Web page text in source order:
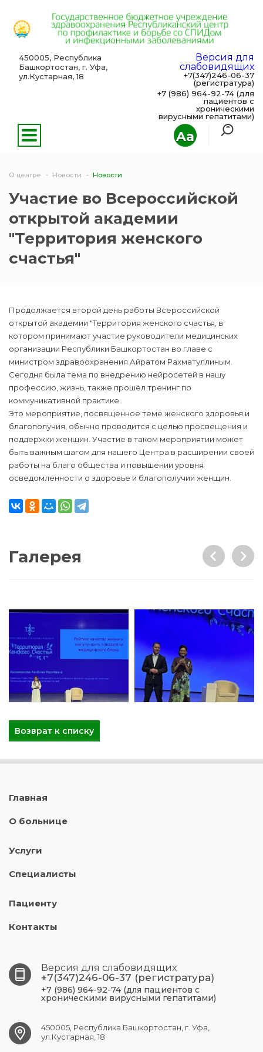
Aa
450005, Республика
Башкортостан, г. Уфа,
ул.Кустарная, 18
Версия для
слабовидящих
+7(347)246-06-37
(регистратура)
+7 (986) 964-92-74 (для
пациентов с
хроническими
вирусными гепатитами)
О центре Новости Новости
Участие во Всероссийской
открытой академии
"Территория женского
счастья"
Продолжается второй день работы Всероссийской
открытой академии "Территория женского счастья, в
котором принимают участие руководители медицинских
организации Республики Башкортостан во главе с
министром здравоохранения Айратом Рахматуллиным.
Сегодня была тема по внедрению нейросетей в нашу
профессию, жизнь, также прошёл тренинг по
коммуникативной практике.
Это мероприятие, посвященное теме женского здоровья и
благополучия, обычно проводится с целью просвещения и
поддержки женщин. Участие в таком мероприятии может
быть важным шагом для нашего Центра в расширении своей
работы на благо общества и повышении уровня
осведомленности о здоровье и благополучии женщин.
Галерея
Возврат к списку
Главная
О больнице
Услуги
Специалисты
Пациенту
Контакты
Версия для слабовидящих
+7(347)246-06-37 (регистратура)
+7 (986) 964-92-74 (для пациентов с
хроническими вирусными гепатитами)
450005, Республика Башкортостан, г. Уфа,
ул.Кустарная, 18